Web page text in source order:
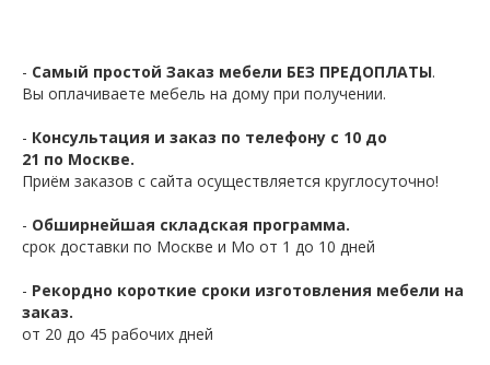
- Самый простой Заказ мебели БЕЗ ПРЕДОПЛАТЫ.
Вы оплачиваете мебель на дому при получении.
- Консультация и заказ по телефону с 10 до
21 по Москве.
Приём заказов с сайта осуществляется круглосуточно!
- Обширнейшая складская программа.
срок доставки по Москве и Мо от 1 до 10 дней
- Рекордно короткие сроки изготовления мебели на
заказ.
от 20 до 45 рабочих дней